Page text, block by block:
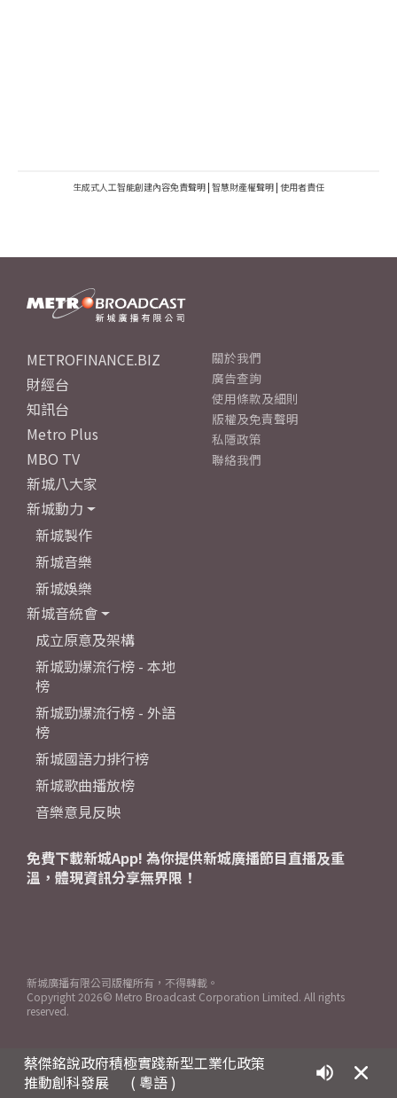
生成式人工智能創建內容免責聲明 | 智慧財產權聲明 | 使用者責任
蔡傑銘說政府積極實踐新型工業化政策
推動創科發展
( 粵語 )
METROFINANCE.BIZ
財經台
知訊台
Metro Plus
MBO TV
新城八大家
新城動力
新城製作
新城音樂
新城娛樂
新城音統會
成立原意及架構
新城勁爆流行榜 - 本地
榜
新城勁爆流行榜 - 外語
榜
新城國語力排行榜
新城歌曲播放榜
音樂意見反映
關於我們
廣告查詢
使用條款及細則
版權及免責聲明
私隱政策
聯絡我們
免費下載新城App! 為你提供新城廣播節目直播及重
溫，體現資訊分享無界限！
新城廣播有限公司版權所有，不得轉載。
Copyright 2026© Metro Broadcast Corporation Limited. All rights
reserved.